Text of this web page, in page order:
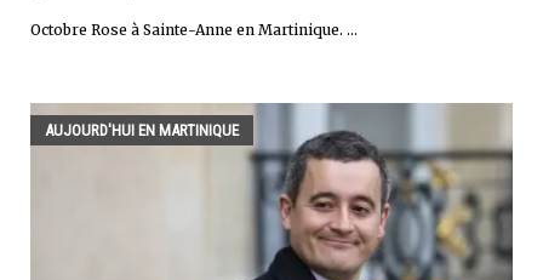
Octobre Rose à Sainte-Anne en Martinique. ...
AUJOURD'HUI EN MARTINIQUE